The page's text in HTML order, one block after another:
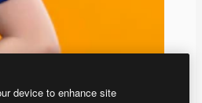
device to enhance site